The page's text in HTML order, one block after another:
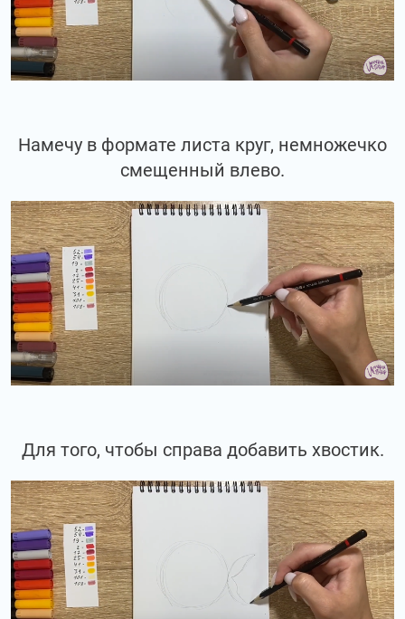
Намечу в формате листа круг, немножечко
смещенный влево.
Для того, чтобы справа добавить хвостик.